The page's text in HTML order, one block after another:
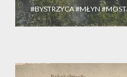
#BYSTRZYCA#MŁYN #MOST